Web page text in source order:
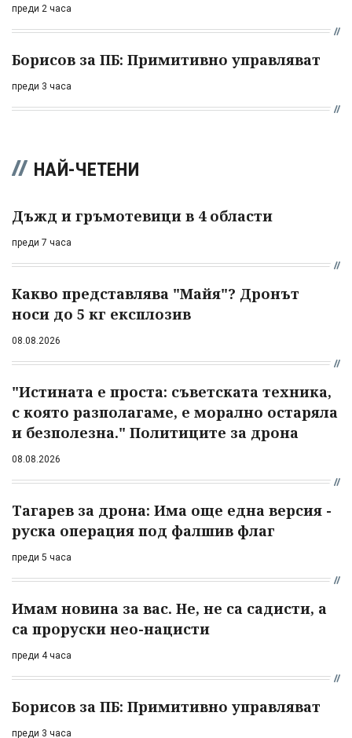
преди 2 часа
Борисов за ПБ: Примитивно управляват
преди 3 часа
НАЙ-ЧЕТЕНИ
Дъжд и гръмотевици в 4 области
преди 7 часа
Какво представлява "Майя"? Дронът
носи до 5 кг експлозив
08.08.2026
"Истината е проста: съветската техника,
с която разполагаме, е морално остаряла
и безполезна." Политиците за дрона
08.08.2026
Тагарев за дрона: Има още една версия -
руска операция под фалшив флаг
преди 5 часа
Имам новина за вас. Не, не са садисти, а
са проруски нео-нацисти
преди 4 часа
Борисов за ПБ: Примитивно управляват
преди 3 часа